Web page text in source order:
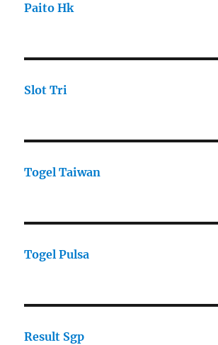
Paito Hk
Slot Tri
Togel Taiwan
Togel Pulsa
Result Sgp